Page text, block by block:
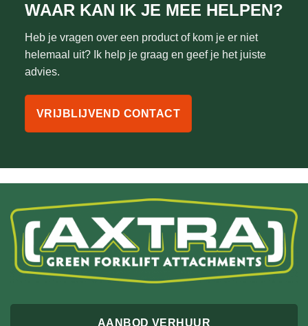
WAAR KAN IK JE MEE HELPEN?
Heb je vragen over een product of kom je er niet
helemaal uit? Ik help je graag en geef je het juiste
advies.
VRIJBLIJVEND CONTACT
AANBOD VERHUUR